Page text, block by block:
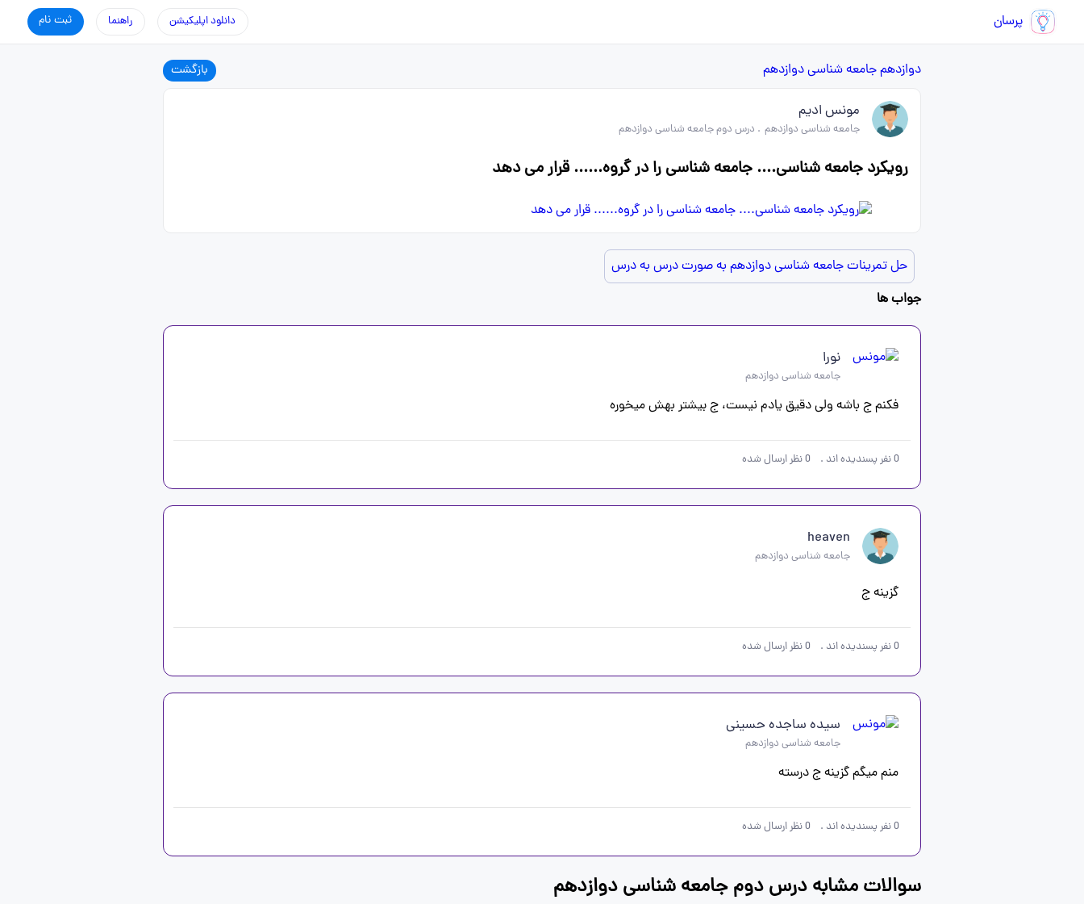
پرسان ثبت نام راهنما دانلود اپلیکیشن
دوازدهمجامعه شناسی دوازدهم بازگشت
مونس ادیم
جامعه شناسی دوازدهم . درس دوم جامعه شناسی دوازدهم
رویکرد جامعه شناسی.... جامعه شناسی را در گروه...... قرار می دهد
حل تمرینات جامعه شناسی دوازدهم به صورت درس به درس
جواب ها
نورا
جامعه شناسی دوازدهم
فکنم ج باشه ولی دقیق یادم نیست، ج بیشتر بهش میخوره
0نفر پسندیده اند .
0نظر ارسال شده
heaven
جامعه شناسی دوازدهم
گزینه ج
0نفر پسندیده اند .
0نظر ارسال شده
سیده ساجده حسینی
جامعه شناسی دوازدهم
منم میگم گزینه ج درسته
0نفر پسندیده اند .
0نظر ارسال شده
سوالات مشابه درس دوم جامعه شناسی دوازدهم